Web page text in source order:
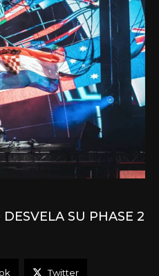
SU PHASE 2
Twitter